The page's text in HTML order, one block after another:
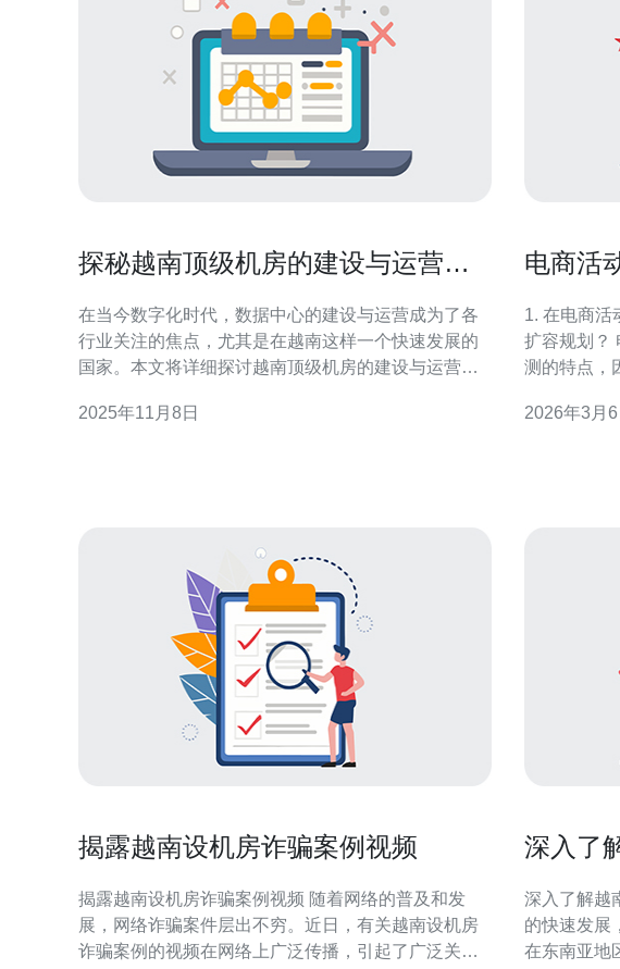
探秘越南顶级机房的建设与运营标
在当今数字化时代，数据中心的建设与运营成为了各
行业关注的焦点，尤其是在越南这样一个快速发展的
国家。本文将详细探讨越南顶级机房的建设与运营标
域的企业和个人更好地理解和实施。 1. 机房选址 机房
2025年11月8日
电商活
1. 在电商活
扩容规划？
测的特点，
略三部分。
2026年3月6
揭露越南设机房诈骗案例视频
揭露越南设机房诈骗案例视频 随着网络的普及和发
展，网络诈骗案件层出不穷。近日，有关越南设机房
诈骗案例的视频在网络上广泛传播，引起了广泛关
深入了
深入了解越南
的快速发展
在东南亚地